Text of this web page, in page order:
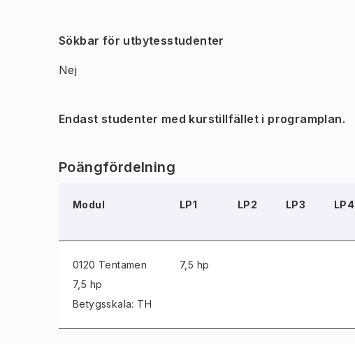
Sökbar för utbytesstudenter
Nej
Endast studenter med kurstillfället i programplan.
Poängfördelning
Modul LP1 LP2 LP3 LP4
0120 Tentamen
7,5 hp
Betygsskala: TH
7,5 hp